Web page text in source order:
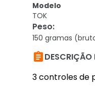
Modelo
TOK
Peso:
150 gramas

3 controles de